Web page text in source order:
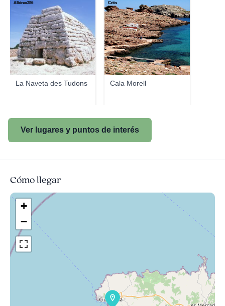
La Naveta des Tudons
Albireo386
Cala Morell
Crits
Ver lugares y puntos de interés
Cómo llegar
+
−